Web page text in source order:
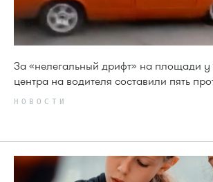
За «нелегальный дрифт» на площади у
центра на водителя составили пять
НОВОСТИ